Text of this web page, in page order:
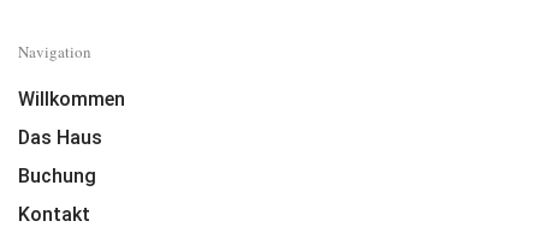
Navigation
Willkommen
Das Haus
Buchung
Kontakt